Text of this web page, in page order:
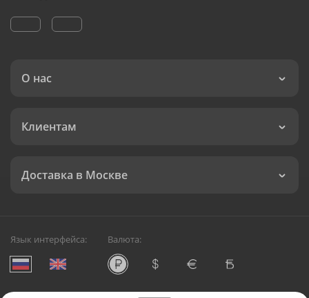
О нас
Клиентам
Доставка в Москве
Язык интерфейса: Валюта: